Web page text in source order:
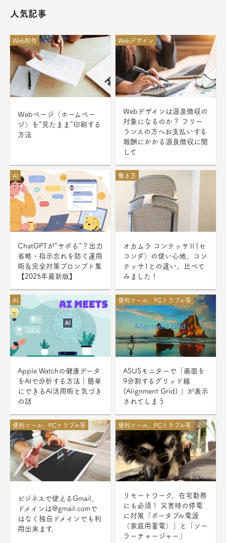
人気記事
Web制作
Ｗebページ（ホームペー
ジ）を“見たまま”印刷する
方法
Webデザイン
Webデザインは源泉徴収の
対象になるのか？ フリー
ランスの方へお支払いする
報酬にかかる源泉徴収に関
して
AI
ChatGPTが“サボる”？出力
省略・指示忘れを防ぐ運用
術＆完全対策プロンプト集
【2025年最新版】
働き方
オカムラ コンテッサⅡ(セ
コンダ）の使い心地、コン
テッサ1との違い、比べて
みました！
AI
Apple Watchの健康データ
をAIで分析する方法｜簡単
にできるAI活用術と気づき
の話
便利ツール、PCトラブル等
ASUSモニターで「画面を
9分割するグリッド線
(Alignment Grid) 」が表示
されてしまう
便利ツール、PCトラブル等
ビジネスで使えるGmail。
ドメインは@gmail.comで
はなく独自ドメインでも利
用出来ます。
便利ツール、PCトラブル等
リモートワーク、在宅勤務
にも必須！ 災害時の停電
に対策「ポータブル電源
（家庭用蓄電）」と「ソー
ラーチャージャー」